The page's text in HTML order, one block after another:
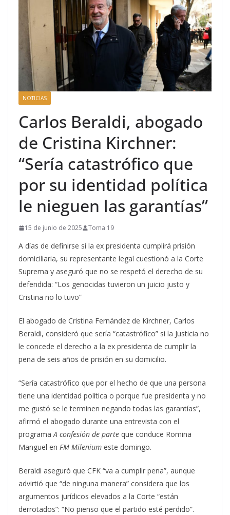
NOTICIAS
Carlos Beraldi, abogado
de Cristina Kirchner:
“Sería catastrófico que
por su identidad política
le nieguen las garantías”
15 de junio de 2025 Toma 19
A días de definirse si la ex presidenta cumplirá prisión
domiciliaria, su representante legal cuestionó a la Corte
Suprema y aseguró que no se respetó el derecho de su
defendida: “Los genocidas tuvieron un juicio justo y
Cristina no lo tuvo”
El abogado de Cristina Fernández de Kirchner, Carlos
Beraldi, consideró que sería “catastrófico” si la Justicia no
le concede el derecho a la ex presidenta de cumplir la
pena de seis años de prisión en su domicilio.
“Sería catastrófico que por el hecho de que una persona
tiene una identidad política o porque fue presidenta y no
me gustó se le terminen negando todas las garantías”,
afirmó el abogado durante una entrevista con el
programaA confesión de parte que conduce Romina
Manguel en FM Milenium este domingo.
Beraldi aseguró que CFK “va a cumplir pena”, aunque
advirtió que “de ninguna manera” considera que los
argumentos jurídicos elevados a la Corte “están
derrotados”: “No pienso que el partido esté perdido”.